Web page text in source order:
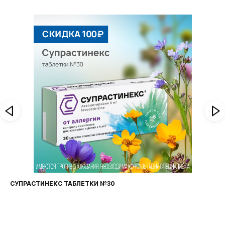
СУПРАСТИНЕКС ТАБЛЕТКИ №30